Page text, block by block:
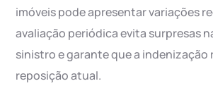
imóveis pode apresentar variações
avaliação periódica evita surpresas
sinistro e garante que a
reposição atual.